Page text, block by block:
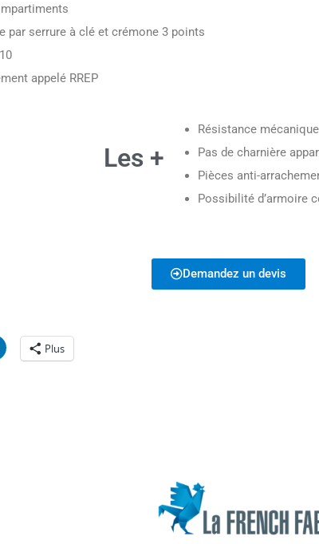
par serrure à clé et crémone 3 points
appelé RREP
Les +
Résistance
Pas de charnière
Pièces anti-
Possibilité d’armoire
Demandez un devis
Plus